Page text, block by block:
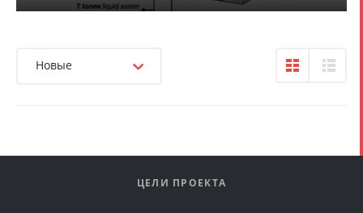
Новые
ЦЕЛИ ПРОЕКТА